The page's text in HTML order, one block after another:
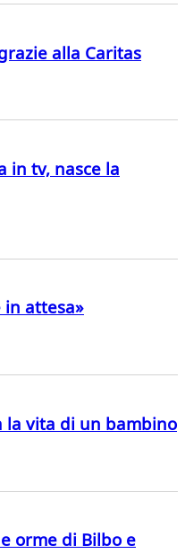
alla Caritas
in tv, nasce la
in attesa»
la vita di un bambino
orme di Bilbo e